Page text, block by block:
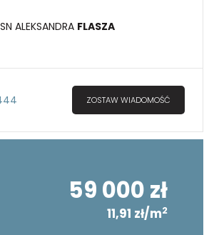
ALEKSANDRA FLASZA
ZOSTAW WIADOMOŚĆ
59 000 zł
11,91 zł/m2